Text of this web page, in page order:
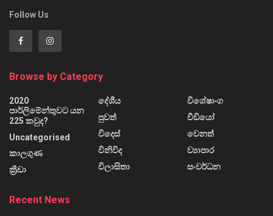
Follow Us
Browse by Category
2020
පාර්ලිමේන්තුවට යන
225 කවුද?
Uncategorised
කාලගුණ
ක්‍රීඩා
දේශීය
පුවත්
විදෙස්
විනිවිද
විලාසිතා
විශේෂාංග
වීඩියෝ
වෙනත්
ව්‍යාපාර
සංවර්ධන
Recent News